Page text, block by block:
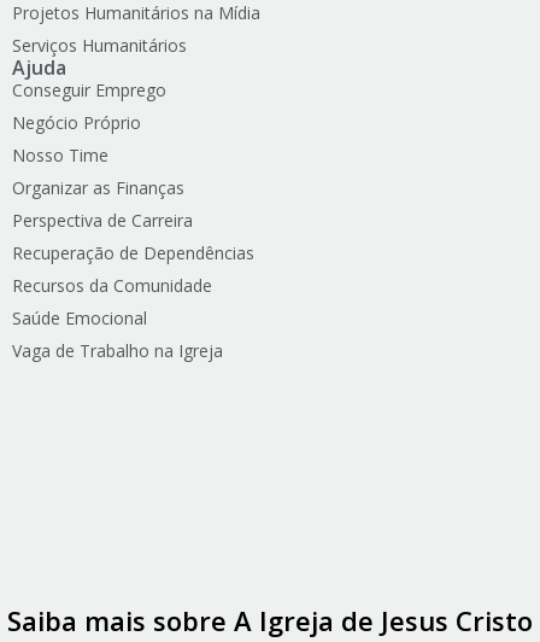
Projetos Humanitários na Mídia
Serviços Humanitários
Ajuda
Conseguir Emprego
Negócio Próprio
Nosso Time
Organizar as Finanças
Perspectiva de Carreira
Recuperação de Dependências
Recursos da Comunidade
Saúde Emocional
Vaga de Trabalho na Igreja
Saiba mais sobre A Igreja de Jesus Cristo